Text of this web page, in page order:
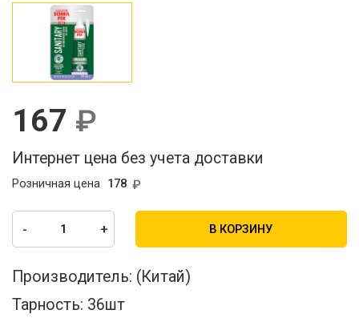
167
Интернет цена без учета доставки
178
Розничная цена
- + В КОРЗИНУ
Производитель: (Китай)
Тарность: 36шт